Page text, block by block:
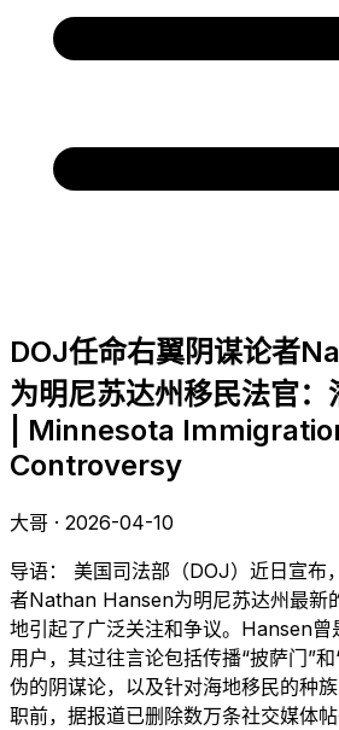
DOJ任命右翼阴谋论者
为明尼苏达州移民法官
| Minnesota
Controversy
大哥 · 2026-04-10
导语： 美国司法部（DOJ）近日宣布
者Nathan Hansen为明尼苏达州最新
地引起了广泛关注和争议。Hansen曾
用户，其过往言论包括传播“披萨门”
伪的阴谋论，以及针对海地移民的种
职前，据报道已删除数万条社交媒体